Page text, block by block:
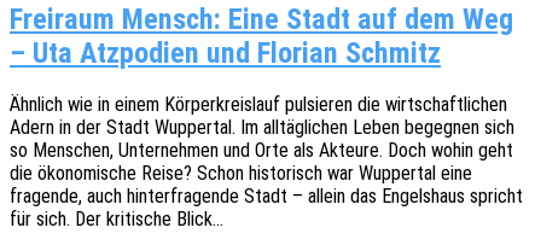
Freiraum Mensch: Eine Stadt auf dem Weg
– Uta Atzpodien und Florian Schmitz
Ähnlich wie in einem Körper­kreis­lauf pulsie­ren die wirt­schaft­li­chen
Adern in der Stadt Wupper­tal. Im alltäg­li­chen Leben begeg­nen sich
so Menschen, Unter­neh­men und Orte als Akteu­re. Doch wohin geht
die ökono­mi­sche Reise? Schon histo­risch war Wupper­tal eine
fragen­de, auch hinter­fra­gen­de Stadt – allein das Engels­haus spricht
für sich. Der kriti­sche Blick…